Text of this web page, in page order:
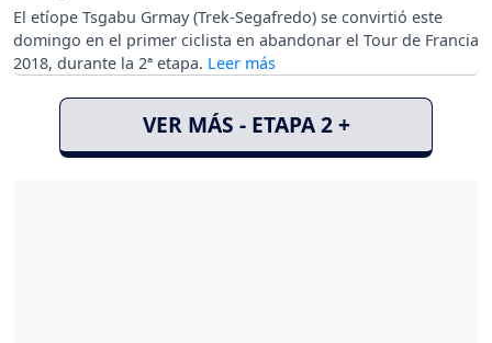
El etíope Tsgabu Grmay (Trek-Segafredo) se convirtió este
domingo en el primer ciclista en abandonar el Tour de Francia
2018, durante la 2ª etapa.
VER MÁS - ETAPA 2 +